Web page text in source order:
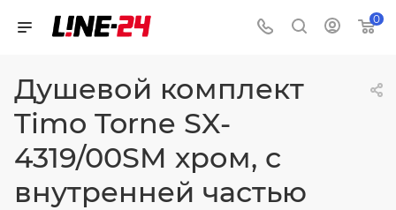
0
Душевой комплект
Timo Torne SX-
4319/00SM хром, с
внутренней частью